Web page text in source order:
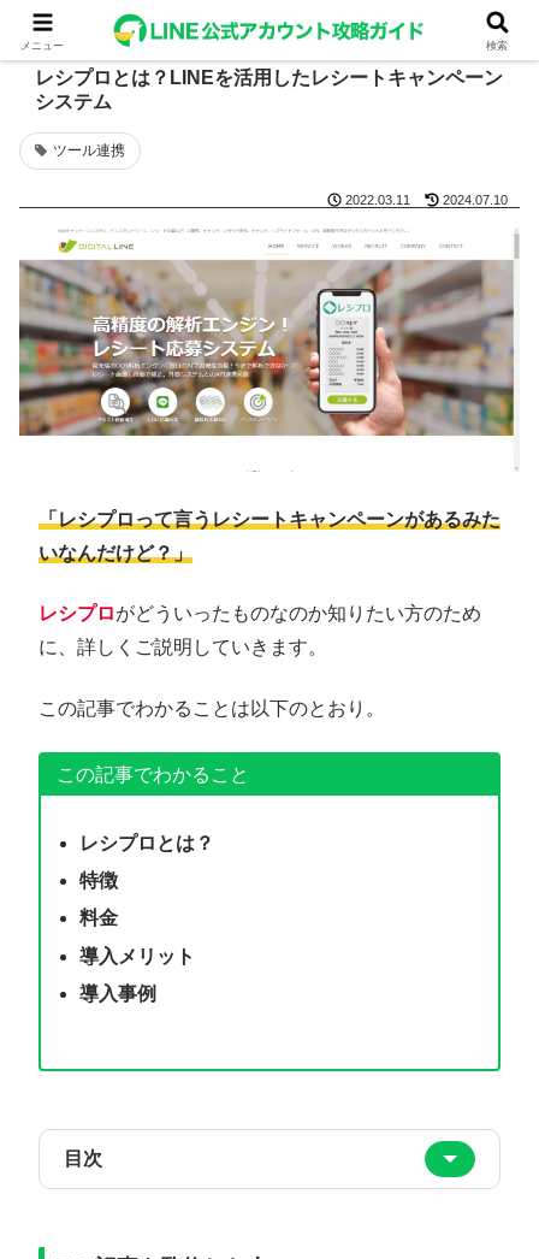
レシプロとは？LINEを活用したレシートキャンペーン
システム
ツール連携
2022.03.11 2024.07.10
「レシプロって言うレシートキャンペーンがあるみた
いなんだけど？」
レシプロがどういったものなのか知りたい方のため
に、詳しくご説明していきます。
この記事でわかることは以下のとおり。
この記事でわかること
レシプロとは？
特徴
料金
導入メリット
導入事例
目次
メニュー 検索